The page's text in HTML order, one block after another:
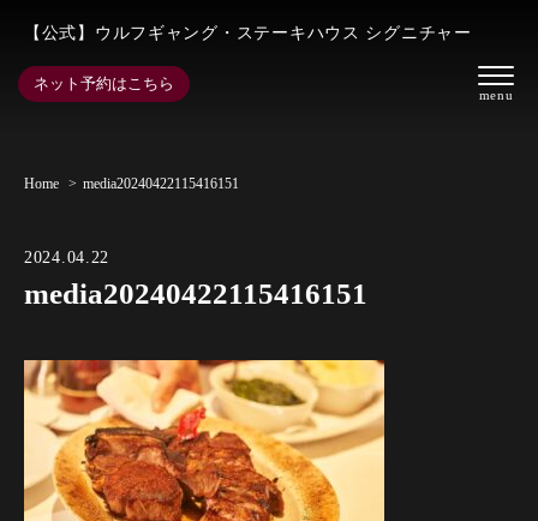
【公式】ウルフギャング・ステーキハウス シグニチャー
ネット予約はこちら
Home media20240422115416151
2024.04.22
media20240422115416151